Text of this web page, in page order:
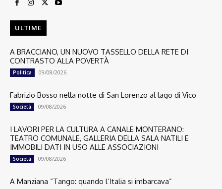
ULTIME
A BRACCIANO, UN NUOVO TASSELLO DELLA RETE DI
CONTRASTO ALLA POVERTÀ
Politica 09/08/2026
Fabrizio Bosso nella notte di San Lorenzo al lago di Vico
Società 09/08/2026
I LAVORI PER LA CULTURA A CANALE MONTERANO:
TEATRO COMUNALE, GALLERIA DELLA SALA NATILI E
IMMOBILI DATI IN USO ALLE ASSOCIAZIONI
Società 09/08/2026
A Manziana “Tango: quando l’Italia si imbarcava”